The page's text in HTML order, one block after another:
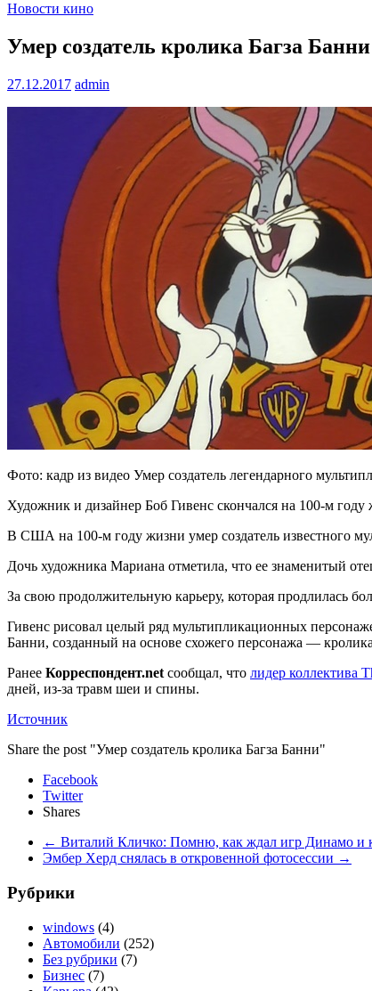
Новости кино
Умер создатель кролика Багза Банни
27.12.2017 admin
Фото: кадр из видео Умер создатель легендарного
Художник и дизайнер Боб Гивенс скончался на 100-м году
В США на 100-м году жизни умер создатель известного
Дочь художника Мариана отметила, что ее знаменитый
За свою продолжительную карьеру, которая продлилась
Гивенс рисовал целый ряд мультипликационных
Банни, созданный на основе схожего персонажа —
Ранее Корреспондент.net сообщал, что лидер коллектива
дней, из-за травм шеи и спины.
Источник
Share the post "Умер создатель кролика Багза Банни"
Facebook
Twitter
Shares
← Виталий Кличко: Помню, как ждал игр Динамо и
Эмбер Херд снялась в откровенной фотосессии →
Рубрики
windows (4)
Автомобили (252)
Без рубрики (7)
Бизнес (7)